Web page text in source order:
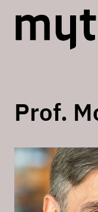
Prof.